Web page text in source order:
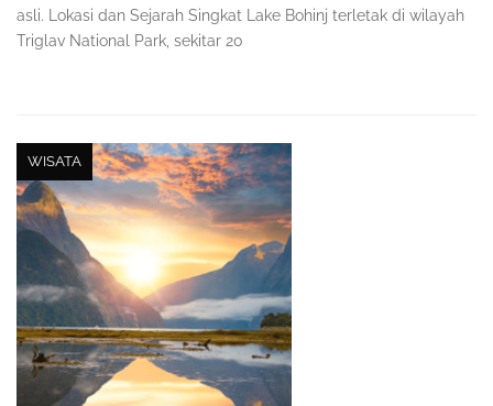
asli. Lokasi dan Sejarah Singkat Lake Bohinj terletak di wilayah
Triglav National Park, sekitar 20
WISATA